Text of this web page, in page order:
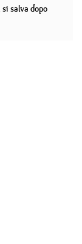
salva dopo